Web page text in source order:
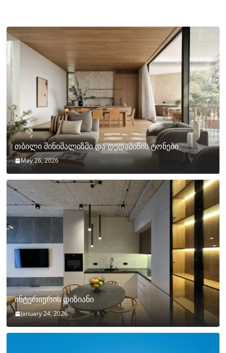
თბილი მინიმალიზმი და დედამიწის ტონები
May 26, 2026
ინტერიერის დიზიანი
January 24, 2026